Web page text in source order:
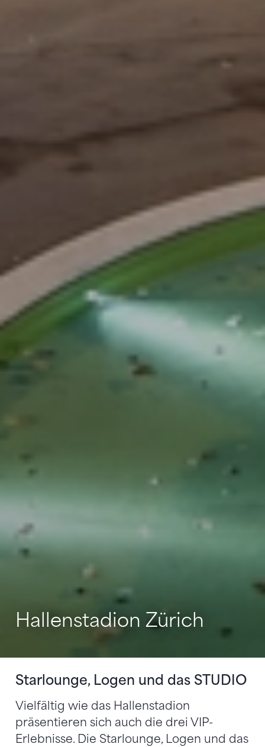
Hallenstadion Zürich
Starlounge, Logen und das STUDIO
Vielfältig wie das Hallenstadion
präsentieren sich auch die drei VIP-
Erlebnisse. Die Starlounge, Logen und das